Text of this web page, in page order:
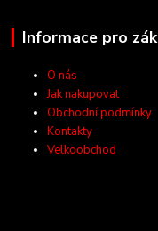
Informace pro
O nás
Jak nakupovat
Obchodní podmínky
Kontakty
Velkoobchod